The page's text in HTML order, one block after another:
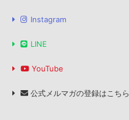
Instagram
LINE
YouTube
公式メルマガの登録はこちら